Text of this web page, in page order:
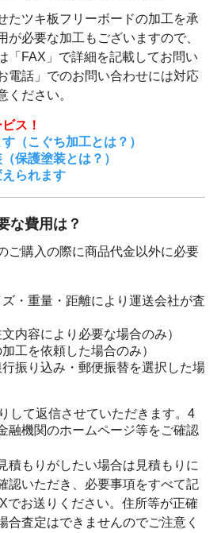
たツキ板フリーボードの加工を承
が必要な加工もございますので、
「FAX」で詳細を記載してお問い
電話」でのお問い合わせには対応
ください。
ス！
（こぐち加工とは？）
保護塗装とは？）
られます
な費用は？
ご購入の際に商品代金以外に必要
・重量・距離により運送会社が査
内容により必要な場合のみ）
工を依頼した場合のみ）
振り込み・郵便振替を選択した場
して返信させていただきます。4
融機関のホームページ等をご確認
積もりがしたい場合は見積もりに
認いただき、必要事項をすべて記
でお送りください。住所等が正確
合査定はできませんのでご注意く